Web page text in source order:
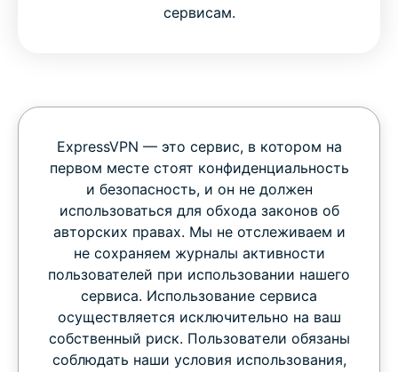
сервисам.
ExpressVPN — это сервис, в котором на
первом месте стоят конфиденциальность
и безопасность, и он не должен
использоваться для обхода законов об
авторских правах. Мы не отслеживаем и
не сохраняем журналы активности
пользователей при использовании нашего
сервиса. Использование сервиса
осуществляется исключительно на ваш
собственный риск. Пользователи обязаны
соблюдать наши условия использования,